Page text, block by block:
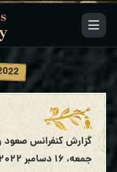
2022 - پیروزی
گزارش کنفرانس صعود
جمعه، ۱۶ دسامبر ۲۰۲۲